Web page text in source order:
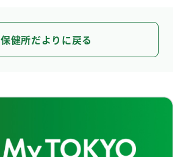
保健所だよりに戻る